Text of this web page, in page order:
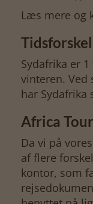
Læs mere og
Tidsforskel
Sydafrika er
vinteren.
har Sydafrika
Africa
Da vi på
af flere
kontor, som